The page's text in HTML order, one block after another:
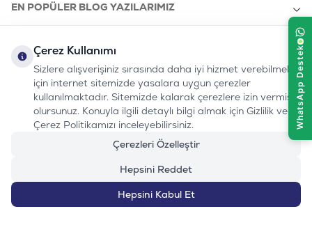
EN POPÜLER BLOG YAZILARIMIZ
KURUMSAL
bizi takip edin:
Instagram
Youtube
TiktokFacebook
Linkedin
www.evinemama.com
0232 7000 212
%100 MUTLU
MÜŞTERI HATTI
Çerez Kullanımı
Sizlere alışverişiniz sırasında daha iyi hizmet verebilmek
için internet sitemizde yasalara uygun çerezler
kullanılmaktadır. Sitemizde kalarak çerezlere izin vermiş
olursunuz. Konuyla ilgili detaylı bilgi almak için Gizlilik ve
Çerez Politikamızı inceleyebilirsiniz.
Çerezleri Özelleştir
Hepsini Reddet
Hepsini Kabul Et